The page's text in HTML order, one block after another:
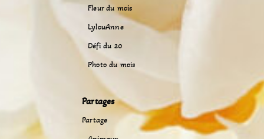
Fleur du mois
LylouAnne
Défi du 20
Photo du mois
Partages
Partage